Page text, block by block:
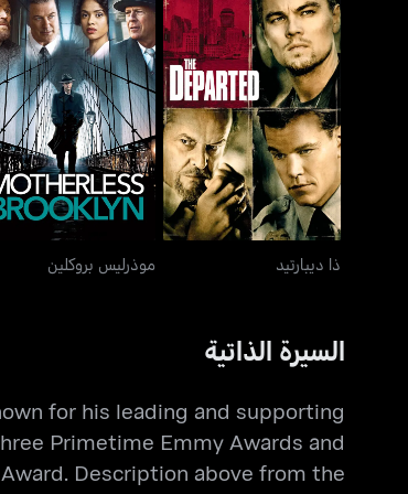
ذا ديبارتيد
ذا ديبارتيد
موذرليس بروكلين
موذرليس بروكلين
السيرة الذاتية
for his leading and supporting
Primetime Emmy Awards and
Description above from the